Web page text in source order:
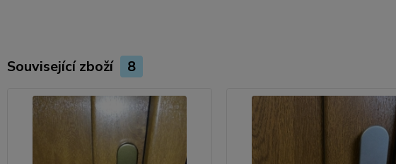
Související zboží 8